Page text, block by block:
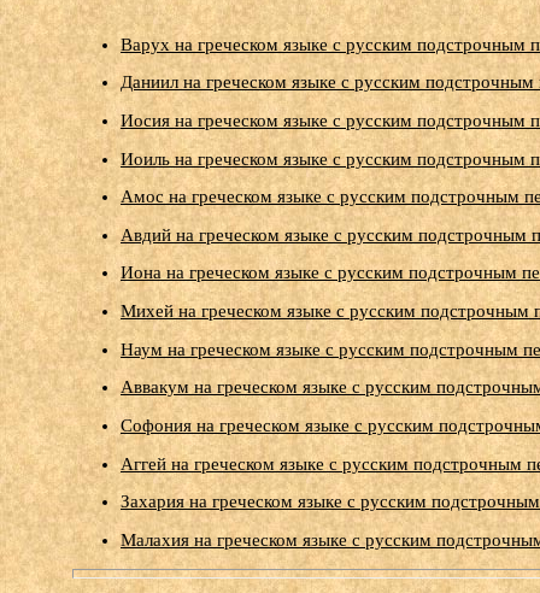
Варух на греческом языке с русским подстрочным
Даниил на греческом языке с русским
Иосия на греческом языке с русским подстрочным
Иоиль на греческом языке с русским подстрочным
Амос на греческом языке с русским подстрочным
Авдий на греческом языке с русским подстрочным
Иона на греческом языке с русским подстрочным
Михей на греческом языке с русским
Наум на греческом языке с русским подстрочным
Аввакум на греческом языке с русским
Софония на греческом языке с русским
Аггей на греческом языке с русским подстрочным
Захария на греческом языке с русским
Малахия на греческом языке с русским